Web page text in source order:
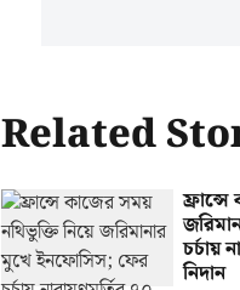
Related
চর্চায়
নিদান